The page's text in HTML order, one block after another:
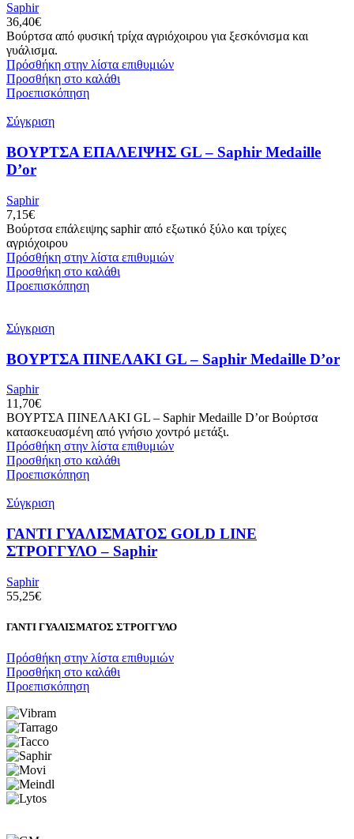
Saphir
36,40€
Βούρτσα από φυσική τρίχα αγριόχοιρου για ξεσκόνισμα και
γυάλισμα.
Πρόσθήκη στην λίστα επιθυμιών
Προσθήκη στο καλάθι
Προεπισκόπηση
Σύγκριση
ΒΟΥΡΤΣΑ ΕΠΑΛΕΙΨΗΣ GL – Saphir Medaille
D’or
Saphir
7,15€
Βούρτσα επάλειψης saphir από εξωτικό ξύλο και τρίχες
αγριόχοιρου
Πρόσθήκη στην λίστα επιθυμιών
Προσθήκη στο καλάθι
Προεπισκόπηση
Σύγκριση
ΒΟΥΡΤΣΑ ΠΙΝΕΛΑΚΙ GL – Saphir Medaille D’or
Saphir
11,70€
ΒΟΥΡΤΣΑ ΠΙΝΕΛΑΚΙ GL – Saphir Medaille D’or Βούρτσα
κατασκευασμένη από γνήσιο χοντρό μετάξι.
Πρόσθήκη στην λίστα επιθυμιών
Προσθήκη στο καλάθι
Προεπισκόπηση
Σύγκριση
ΓΑΝΤΙ ΓΥΑΛΙΣΜΑΤΟΣ GOLD LINE
ΣΤΡΟΓΓΥΛΟ – Saphir
Saphir
55,25€
ΓΑΝΤΙ ΓΥΑΛΙΣΜΑΤΟΣ ΣΤΡΟΓΓΥΛΟ
Πρόσθήκη στην λίστα επιθυμιών
Προσθήκη στο καλάθι
Προεπισκόπηση